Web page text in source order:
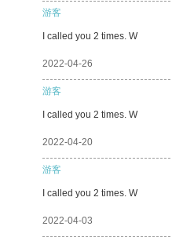
游客
I called you 2 times. W
2022-04-26
游客
I called you 2 times. W
2022-04-20
游客
I called you 2 times. W
2022-04-03